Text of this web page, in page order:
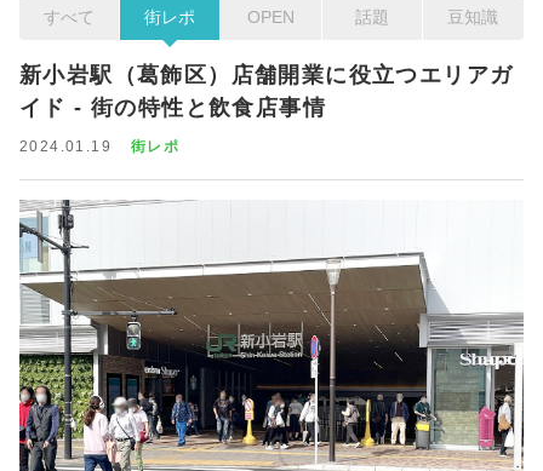
すべて 街レポ OPEN 話題 豆知識
新小岩駅（葛飾区）店舗開業に役立つエリアガ
イド - 街の特性と飲食店事情
2024.01.19 街レポ